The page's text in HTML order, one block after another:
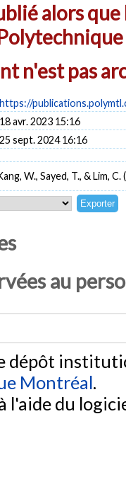
alors
n'est pas
https://
18 avr. 2023 15:16
25 sept. 2024 16:16
W., Sayed, T., & Lim, C.
au
dépôt
Montréal.
l'aide du